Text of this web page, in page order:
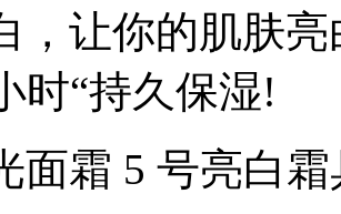
，让你的肌肤
时“持久保湿!
面霜 5 号亮白